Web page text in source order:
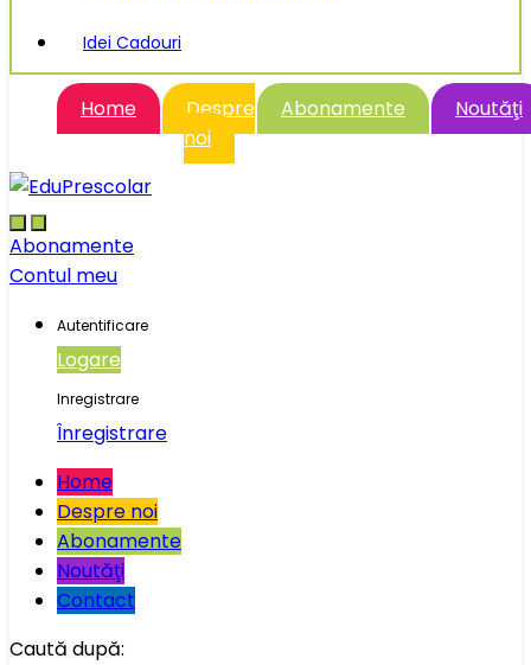
Idei Cadouri
Home
Despre
noi
Abonamente Noutăţi
Abonamente
Contul meu
Autentificare
Logare
Inregistrare
Înregistrare
Home
Despre noi
Abonamente
Noutăţi
Contact
Caută după: